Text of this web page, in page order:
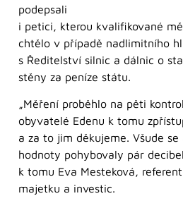
podepsali
i petici, kterou kvalifikované
chtělo v případě nadlimitního
s Ředitelství silnic a dálnic o
stěny za peníze státu.
„Měření proběhlo na pěti
obyvatelé Edenu k tomu
a za to jim děkujeme. Všude se
hodnoty pohybovaly pár
k tomu Eva Mesteková,
majetku a investic.